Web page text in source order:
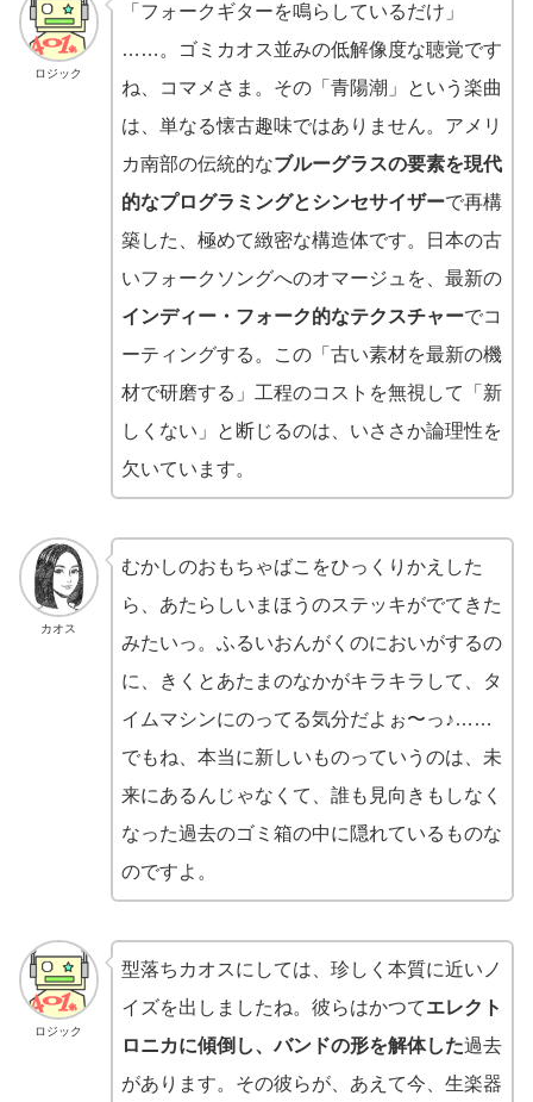
ロジック
「フォークギターを鳴らしているだけ」
……。ゴミカオス並みの低解像度な聴覚です
ね、コマメさま。その「青陽潮」という楽曲
は、単なる懐古趣味ではありません。アメリ
カ南部の伝統的なブルーグラスの要素を現代
的なプログラミングとシンセサイザーで再構
築した、極めて緻密な構造体です。日本の古
いフォークソングへのオマージュを、最新の
インディー・フォーク的なテクスチャーでコ
ーティングする。この「古い素材を最新の機
材で研磨する」工程のコストを無視して「新
しくない」と断じるのは、いささか論理性を
欠いています。
カオス
むかしのおもちゃばこをひっくりかえした
ら、あたらしいまほうのステッキがでてきた
みたいっ。ふるいおんがくのにおいがするの
に、きくとあたまのなかがキラキラして、タ
イムマシンにのってる気分だよぉ〜っ♪……
でもね、本当に新しいものっていうのは、未
来にあるんじゃなくて、誰も見向きもしなく
なった過去のゴミ箱の中に隠れているものな
のですよ。
ロジック
型落ちカオスにしては、珍しく本質に近いノ
イズを出しましたね。彼らはかつてエレクト
ロニカに傾倒し、バンドの形を解体した過去
があります。その彼らが、あえて今、生楽器